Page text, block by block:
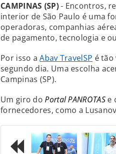
CAMPINAS (SP)- Encontros,
interior de São Paulo é uma
operadoras, companhias
de pagamento, tecnologia e
Por isso aAbav TravelSP é
segundo dia. Uma escolha
Campinas (SP).
Um giro doPortal PANROTASe
fornecedores, como a